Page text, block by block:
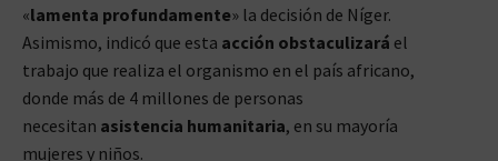
«lamenta profundamente» la decisión de Níger.
Asimismo, indicó que esta acción obstaculizará el
trabajo que realiza el organismo en el país africano,
donde más de 4 millones de personas
necesitan asistencia humanitaria, en su mayoría
mujeres y niños.